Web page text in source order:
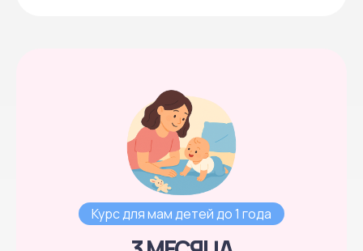
Курс для мам детей до 1 года